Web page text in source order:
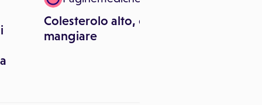
Colesterolo alto, cosa
mangiare